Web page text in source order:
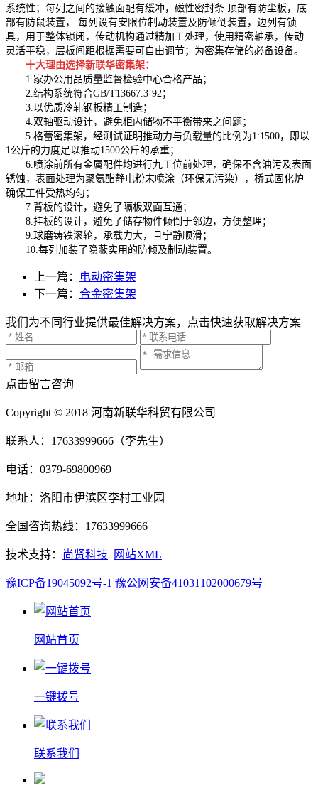
系统性；每列之间的接触面配有缓冲，磁性密封条 顶部有防尘板，底
部有防鼠装置， 每列设有安限位制动装置及防倾倒装置，边列有锁
具，用于整体锁闭，传动机构通过精加工处理，使用精密轴承，传动
灵活平稳，层板间距根据需要可自由调节；为密集存储的必备设备。
十大理由选择新联华密集架：
1.家办公用品质量监督检验中心合格产品；
2.结构系统符合GB/T13667.3-92；
3.以优质冷轧钢板精工制造；
4.双轴驱动设计，避免柜内储物不平衡带来之问题；
5.格蕾密集架，经测试证明推动力与负载量的比例为1:1500，即以
1公斤的力度足以推动1500公斤的承重；
6.喷涂前所有金属配件均进行九工位前处理，确保不含油污及表面
锈蚀，表面处理为聚氨酯静电粉末喷涂（环保无污染），桥式固化炉
确保工件受热均匀；
7.背板的设计，避免了隔板双面互通；
8.挂板的设计，避免了储存物件倾倒于邻边，方便整理；
9.球磨铸铁滚轮，承载力大，且宁静顺滑；
10.每列加装了隐蔽实用的防倾及制动装置。
上一篇：
电动密集架
下一篇： 合金密集架
我们为不同行业提供最佳解决方案，点击快速获取解决方案
点击留言咨询
Copyright © 2018 河南新联华科贸有限公司
联系人：17633999666（李先生）
电话：0379-69800969
地址：洛阳市伊滨区李村工业园
全国咨询热线：17633999666
技术支持： 尚贤科技 网站XML
豫ICP备19045092号-1 豫公网安备41031102000679号
网站首页
一键拨号
联系我们